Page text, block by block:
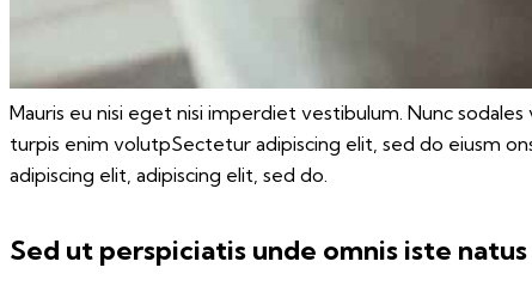
Mauris eu nisi eget nisi imperdiet vestibulum. Nunc
turpis enim volutpSectetur adipiscing elit, sed do eiusm
adipiscing elit, adipiscing elit, sed do.
Sed ut perspiciatis unde omnis iste